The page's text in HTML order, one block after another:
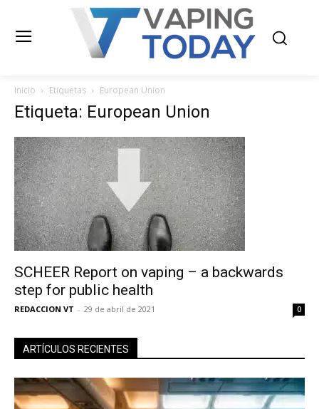
Inicio Etiquetas European Union
Etiqueta: European Union
SCHEER Report on vaping – a backwards
step for public health
REDACCION VT - 29 de abril de 2021 0
ARTÍCULOS RECIENTES